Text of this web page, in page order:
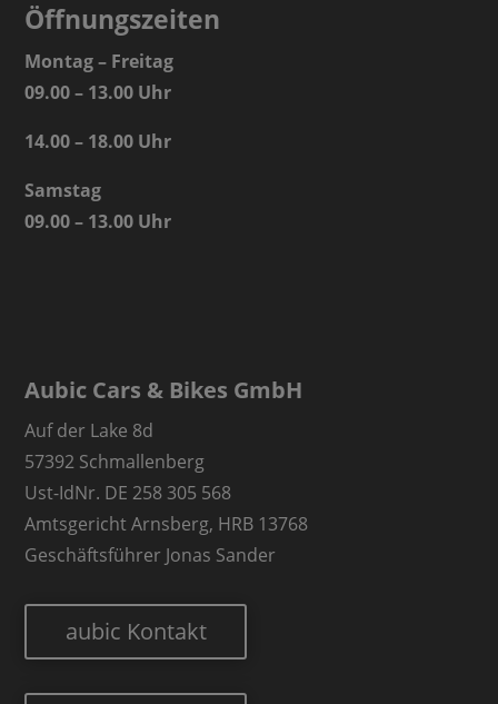
Öffnungszeiten
Montag – Freitag
09.00 – 13.00 Uhr
14.00 – 18.00 Uhr
Samstag
09.00 – 13.00 Uhr
Aubic Cars & Bikes GmbH
Auf der Lake 8d
57392 Schmallenberg
Ust-IdNr. DE 258 305 568
Amtsgericht Arnsberg, HRB 13768
Geschäftsführer Jonas Sander
aubic Kontakt